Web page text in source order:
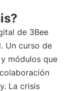
de 3Bee
Un curso de
módulos que
La crisis